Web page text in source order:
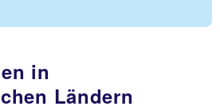
in
Ländern